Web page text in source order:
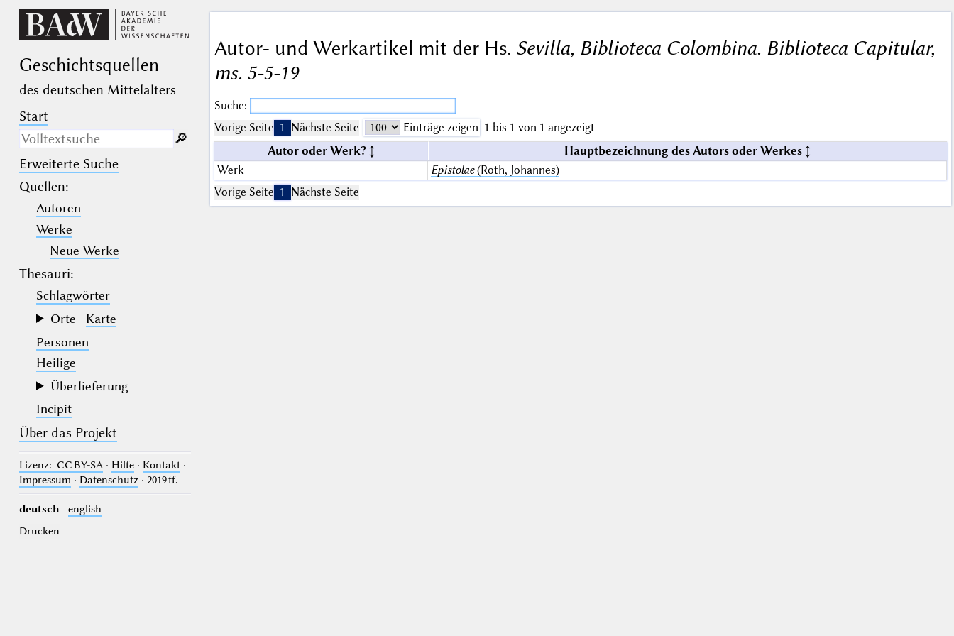
Geschichts­quellen
des deutschen Mittelalters
Start
Nur in Beschreibungs­texten
suchen
(der Unterstrich) ist Platzhalter für
genau ein Zeichen.
(das Prozentzeichen) ist Platzhalter
für kein, ein oder mehr als ein
Zeichen.
🔎︎
Erweiterte Suche
Quellen:
Autoren
Werke
Neue Werke
Thesauri:
Schlagwörter
Orte
Karte
Personen
Heilige
Überlieferung
Incipit
Über das Projekt
Lizenz: CC BY-SA· Hilfe· Kontakt·
Impressum · Datenschutz· 2019 ff.
deutsch
english
Drucken
Autor- und Werkartikel mit der Hs. Sevilla, Biblioteca Colombina. Biblioteca Capitular,
ms. 5-5-19
Suche:
Vorige Seite 1 Nächste Seite Einträge zeigen 1 bis 1 von 1 angezeigt
Autor oder Werk?
Hauptbezeichnung des Autors oder Werkes
Werk
Epistolae(Roth, Johannes)
Vorige Seite 1 Nächste Seite